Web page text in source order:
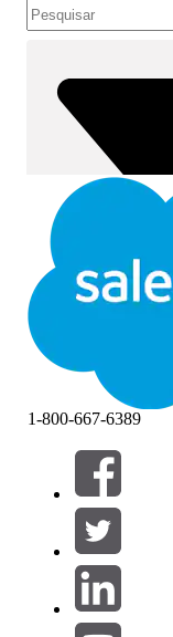
Filtrar por (0)
SELECIONAR
Área de produtos
1-800-667-6389